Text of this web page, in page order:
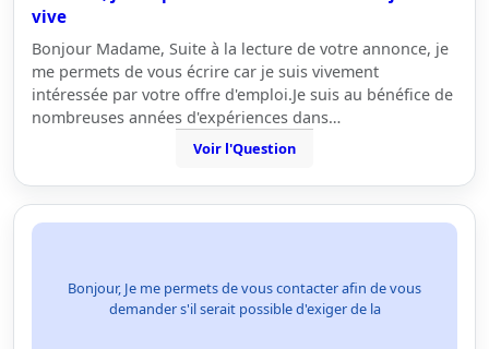
vive
Bonjour Madame, Suite à la lecture de votre annonce, je
me permets de vous écrire car je suis vivement
intéressée par votre offre d'emploi.Je suis au bénéfice de
nombreuses années d'expériences dans…
Voir l'Question
Bonjour, Je me permets de vous contacter afin de vous
demander s'il serait possible d'exiger de la